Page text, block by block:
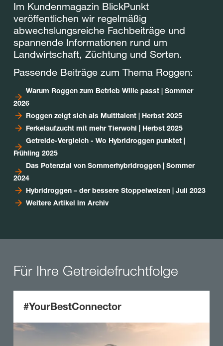
Im Kundenmagazin BlickPunkt
veröffentlichen wir regelmäßig
abwechslungsreiche Fachbeiträge und
spannende Informationen rund um
Landwirtschaft, Züchtung und Sorten.
Passende Beiträge zum Thema Roggen:
Warum Roggen zum Betrieb Wille passt | Sommer
2026
Roggen zeigt sich als Multitalent | Herbst 2025
Ferkelaufzucht mit mehr Tierwohl | Herbst 2025
Getreide-Vergleich - Wo Hybridroggen punktet |
Frühling 2025
Das Potenzial von Sommerhybridroggen | Sommer
2024
Hybridroggen – der bessere Stoppelweizen | Juli 2023
Weitere Artikel im Archiv
Für Ihre Getreidefruchtfolge
#YourBestConnector